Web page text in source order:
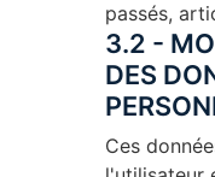
passés,
3.2 -
DES
Ces